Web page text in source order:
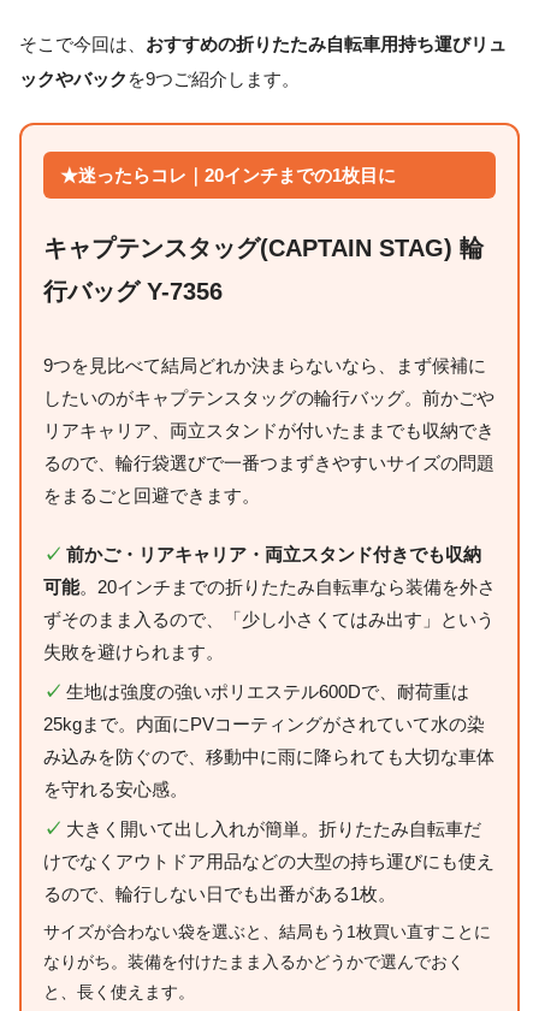
そこで今回は、 おすすめの折りたたみ自転車用持ち運びリュ
ックやバック を9つご紹介します。
★迷ったらコレ｜20インチまでの1枚目に
キャプテンスタッグ(CAPTAIN STAG) 輪
行バッグ Y-7356
9つを見比べて結局どれか決まらないなら、まず候補に
したいのがキャプテンスタッグの輪行バッグ。前かごや
リアキャリア、両立スタンドが付いたままでも収納でき
るので、輪行袋選びで一番つまずきやすいサイズの問題
をまるごと回避できます。
✓ 前かご・リアキャリア・両立スタンド付きでも収納
可能。20インチまでの折りたたみ自転車なら装備を外さ
ずそのまま入るので、「少し小さくてはみ出す」という
失敗を避けられます。
✓ 生地は強度の強いポリエステル600Dで、耐荷重は
25kgまで。内面にPVコーティングがされていて水の染
み込みを防ぐので、移動中に雨に降られても大切な車体
を守れる安心感。
✓ 大きく開いて出し入れが簡単。折りたたみ自転車だ
けでなくアウトドア用品などの大型の持ち運びにも使え
るので、輪行しない日でも出番がある1枚。
サイズが合わない袋を選ぶと、結局もう1枚買い直すことに
なりがち。装備を付けたまま入るかどうかで選んでおく
と、長く使えます。